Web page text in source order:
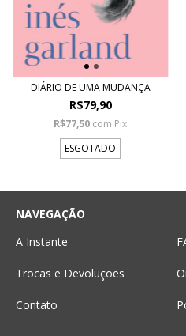
DIÁRIO DE UMA MUDANÇA
R$79,90
R$77,50 com Pix
ESGOTADO
NAVEGAÇÃO
A Instante
Trocas e Devoluções
Contato